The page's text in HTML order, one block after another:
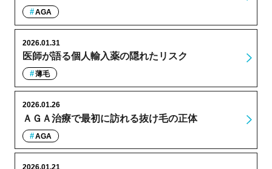
AGA
医師が語る個人輸入薬の隠れたリスク
2026.01.31
薄毛
ＡＧＡ治療で最初に訪れる抜け毛の正体
2026.01.26
AGA
2026.01.21